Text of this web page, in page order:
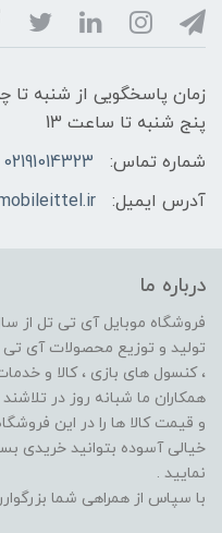
پنج شنبه تا ساعت 13
شماره تماس:
02191014323
آدرس ایمیل:
درباره ما
، کنسول های بازی ، کالا و
همکاران ما شبانه روز در
و قیمت کالا ها را در این
خیالی آسوده بتوانید خریدی
نمایید .
با سپاس از همراهی شما